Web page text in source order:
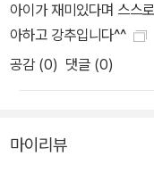
아이가 재미있다며 스스
아하고 강추입니다^^
공감 (0) 댓글 (0)
마이리뷰